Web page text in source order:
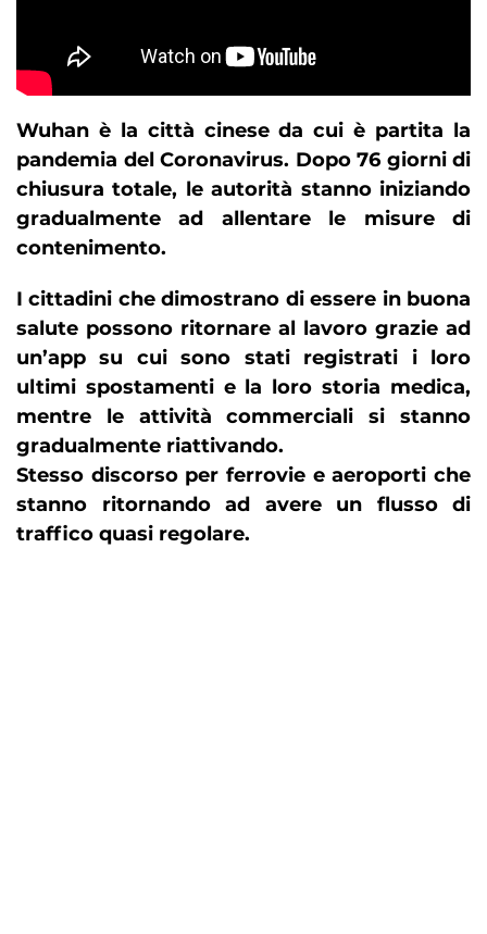
Wuhan è la città cinese da cui è partita la
pandemia del Coronavirus. Dopo 76 giorni di
chiusura totale, le autorità stanno iniziando
gradualmente ad allentare le misure di
contenimento.
I cittadini che dimostrano di essere in buona
salute possono ritornare al lavoro grazie ad
un’app su cui sono stati registrati i loro
ultimi spostamenti e la loro storia medica,
mentre le attività commerciali si stanno
gradualmente riattivando.
Stesso discorso per ferrovie e aeroporti che
stanno ritornando ad avere un flusso di
traffico quasi regolare.